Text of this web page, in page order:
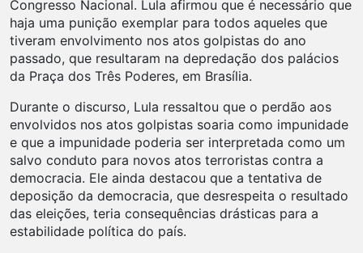
Congresso Nacional. Lula afirmou que é necessário que
haja uma punição exemplar para todos aqueles que
tiveram envolvimento nos atos golpistas do ano
passado, que resultaram na depredação dos palácios
da Praça dos Três Poderes, em Brasília.
Durante o discurso, Lula ressaltou que o perdão aos
envolvidos nos atos golpistas soaria como impunidade
e que a impunidade poderia ser interpretada como um
salvo conduto para novos atos terroristas contra a
democracia. Ele ainda destacou que a tentativa de
deposição da democracia, que desrespeita o resultado
das eleições, teria consequências drásticas para a
estabilidade política do país.